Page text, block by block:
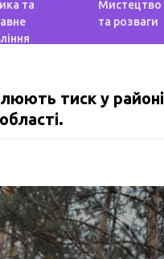
та
Мистецтво
та розваги
тиск у районі